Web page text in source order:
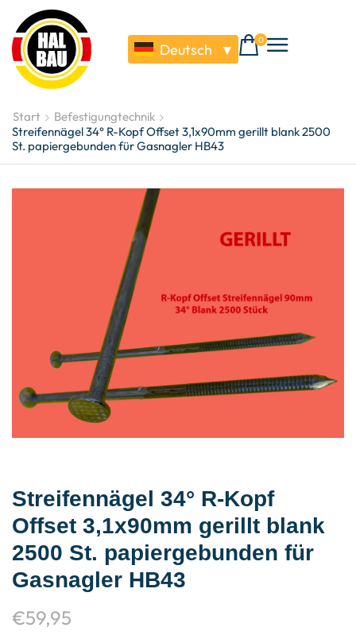
Deutsch ▼
0
Start
Befestigungtechnik
Streifennägel 34° R-Kopf Offset 3,1x90mm gerillt blank 2500
St. papiergebunden für Gasnagler HB43
Streifennägel 34° R-Kopf
Offset 3,1x90mm gerillt blank
2500 St. papiergebunden für
Gasnagler HB43
€59,95